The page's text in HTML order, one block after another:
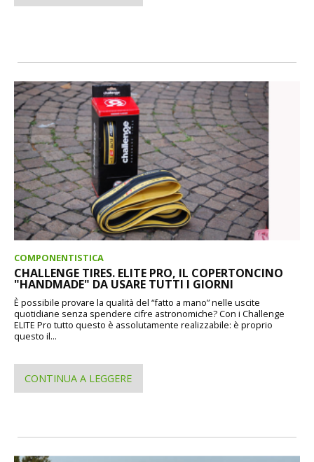
COMPONENTISTICA
CHALLENGE TIRES. ELITE PRO, IL COPERTONCINO
"HANDMADE" DA USARE TUTTI I GIORNI
È possibile provare la qualità del “fatto a mano” nelle uscite
quotidiane senza spendere cifre astronomiche? Con i Challenge
ELITE Pro tutto questo è assolutamente realizzabile: è proprio
questo il...
CONTINUA A LEGGERE